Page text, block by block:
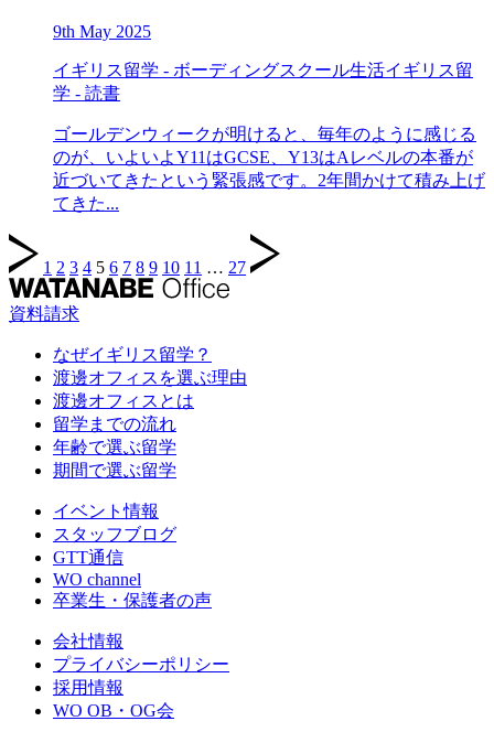
9th May 2025
イギリス留学 - ボーディングスクール生活イギリス留
学 - 読書
ゴールデンウィークが明けると、毎年のように感じる
のが、いよいよY11はGCSE、Y13はAレベルの本番が
近づいてきたという緊張感です。2年間かけて積み上げ
てきた...
投
稿
の
1 2 3 4 5 6 7 8 9 10 11 … 27
資料請求
なぜイギリス留学？
渡邊オフィスを選ぶ理由
渡邊オフィスとは
留学までの流れ
年齢で選ぶ留学
期間で選ぶ留学
イベント情報
スタッフブログ
GTT通信
WO channel
卒業生・保護者の声
会社情報
プライバシーポリシー
採用情報
WO OB・OG会